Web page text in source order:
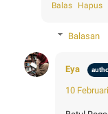
Balas Hapus
Balasan
Eya
10